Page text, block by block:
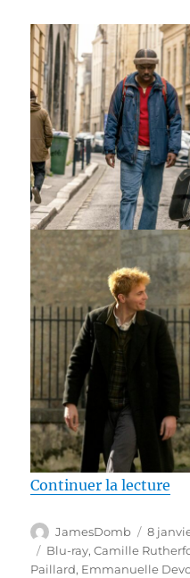
Continuer la lecture
Auteur
JamesDomb
Publié
le
8
Étiquettes
Blu-ray,Camille
Paillard, Emmanuelle